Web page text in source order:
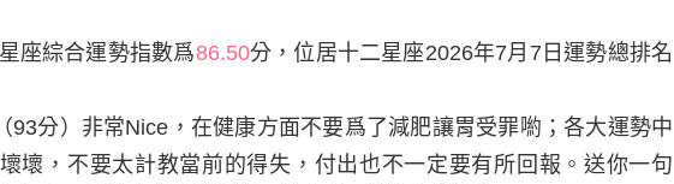
座綜合運勢指數爲86.50分，位居十二星座2026年7月7日運勢總排名
93分）非常Nice，在健康方面不要爲了減肥讓胃受罪喲；各大運勢中
壞，不要太計教當前的得失，付出也不一定要有所回報。 送你一句